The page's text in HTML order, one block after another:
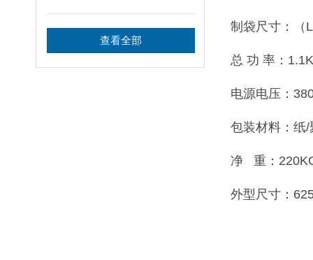
查看全部
制袋尺寸：（
总 功 率：
电源电压：
包装材料：纸
净 重：
外型尺寸：